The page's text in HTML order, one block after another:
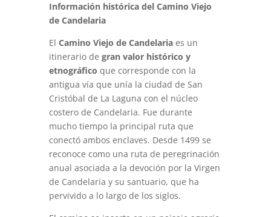
Información histórica del Camino Viejo
de Candelaria
El Camino Viejo de Candelariaes un
itinerario de gran valor histórico y
etnográfico que corresponde con la
antigua vía que unía la ciudad de San
Cristóbal de La Laguna con el núcleo
costero de Candelaria. Fue durante
mucho tiempo la principal ruta que
conectó ambos enclaves. Desde 1499 se
reconoce como una ruta de peregrinación
anual asociada a la devoción por la Virgen
de Candelaria y su santuario, que ha
pervivido a lo largo de los siglos.